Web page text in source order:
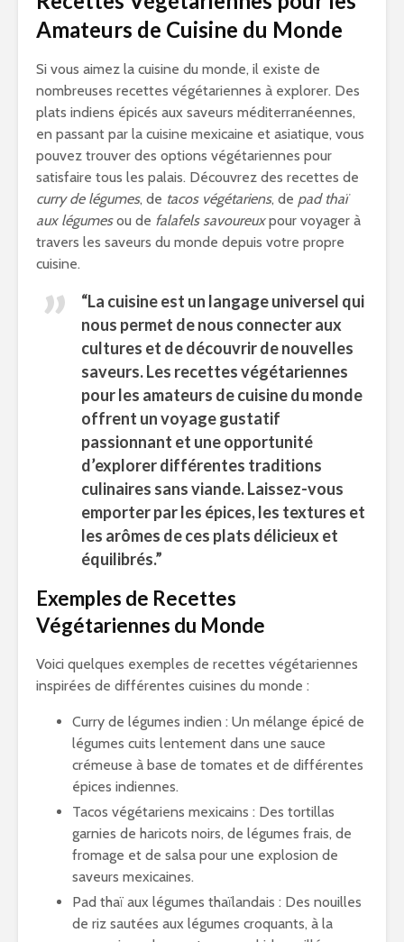
Amateurs de Cuisine du Monde
Si vous aimez la cuisine du monde, il existe de
nombreuses recettes végétariennes à explorer. Des
plats indiens épicés aux saveurs méditerranéennes,
en passant par la cuisine mexicaine et asiatique, vous
pouvez trouver des options végétariennes pour
satisfaire tous les palais. Découvrez des recettes de
curry de légumes, de tacos végétariens, de pad thaï
aux légumesou de falafels savoureuxpour voyager à
travers les saveurs du monde depuis votre propre
cuisine.
“La cuisine est un langage universel qui
nous permet de nous connecter aux
cultures et de découvrir de nouvelles
saveurs. Les recettes végétariennes
pour les amateurs de cuisine du monde
offrent un voyage gustatif
passionnant et une opportunité
d’explorer différentes traditions
culinaires sans viande. Laissez-vous
emporter par les épices, les textures et
les arômes de ces plats délicieux et
équilibrés.”
Exemples de Recettes
Végétariennes du Monde
Voici quelques exemples de recettes végétariennes
inspirées de différentes cuisines du monde :
Curry de légumes indien : Un mélange épicé de
légumes cuits lentement dans une sauce
crémeuse à base de tomates et de différentes
épices indiennes.
Tacos végétariens mexicains : Des tortillas
garnies de haricots noirs, de légumes frais, de
fromage et de salsa pour une explosion de
saveurs mexicaines.
Pad thaï aux légumes thaïlandais : Des nouilles
de riz sautées aux légumes croquants, à la